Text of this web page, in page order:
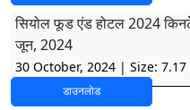
सियोल फूड एंड होटल 2024
जून, 2024
30 October, 2024 | Size:
डाउनलोड